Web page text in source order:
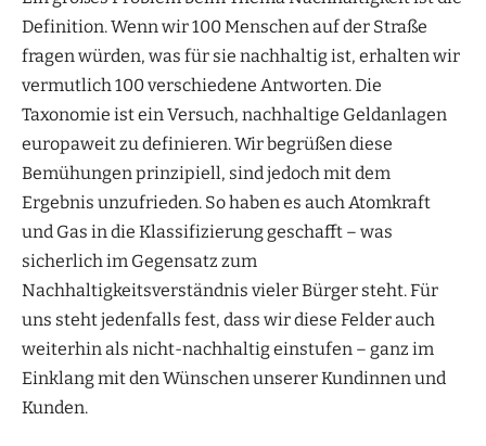
Definition. Wenn wir 100 Menschen auf der Straße
fragen würden, was für sie nachhaltig ist, erhalten wir
vermutlich 100 verschiedene Antworten. Die
Taxonomie ist ein Versuch, nachhaltige Geldanlagen
europaweit zu definieren. Wir begrüßen diese
Bemühungen prinzipiell, sind jedoch mit dem
Ergebnis unzufrieden. So haben es auch Atomkraft
und Gas in die Klassifizierung geschafft – was
sicherlich im Gegensatz zum
Nachhaltigkeitsverständnis vieler Bürger steht. Für
uns steht jedenfalls fest, dass wir diese Felder auch
weiterhin als nicht-nachhaltig einstufen – ganz im
Einklang mit den Wünschen unserer Kundinnen und
Kunden.